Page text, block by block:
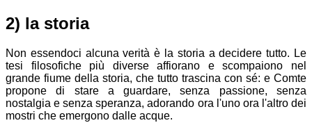
2) la storia
Non essendoci alcuna verità è la storia a decidere tutto. Le
tesi filosofiche più diverse affiorano e scompaiono nel
grande fiume della storia, che tutto trascina con sé: e Comte
propone di stare a guardare, senza passione, senza
nostalgia e senza speranza, adorando ora l'uno ora l'altro dei
mostri che emergono dalle acque.